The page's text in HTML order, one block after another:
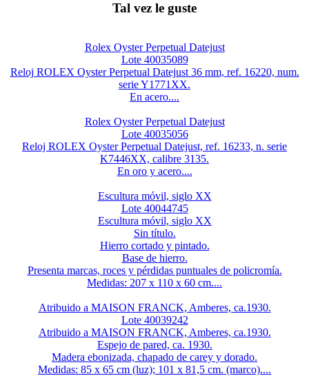
Tal vez le guste
Rolex Oyster Perpetual Datejust
Lote 40035089
Reloj ROLEX Oyster Perpetual Datejust 36 mm, ref. 16220, num.
serie Y1771XX.
En acero....
Rolex Oyster Perpetual Datejust
Lote 40035056
Reloj ROLEX Oyster Perpetual Datejust, ref. 16233, n. serie
K7446XX, calibre 3135.
En oro y acero....
Escultura móvil, siglo XX
Lote 40044745
Escultura móvil, siglo XX
Sin título.
Hierro cortado y pintado.
Base de hierro.
Presenta marcas, roces y pérdidas puntuales de policromía.
Medidas: 207 x 110 x 60 cm....
Atribuido a MAISON FRANCK, Amberes, ca.1930.
Lote 40039242
Atribuido a MAISON FRANCK, Amberes, ca.1930.
Espejo de pared, ca. 1930.
Madera ebonizada, chapado de carey y dorado.
Medidas: 85 x 65 cm (luz); 101 x 81,5 cm. (marco)....